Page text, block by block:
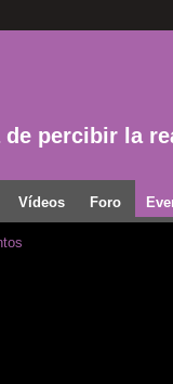
percibir la
Vídeos Foro